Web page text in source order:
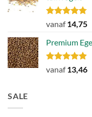
Gewaardeerd
uit 5
vanaf14,75
Premium
Gewaardeerd
uit 5
vanaf13,46
SALE